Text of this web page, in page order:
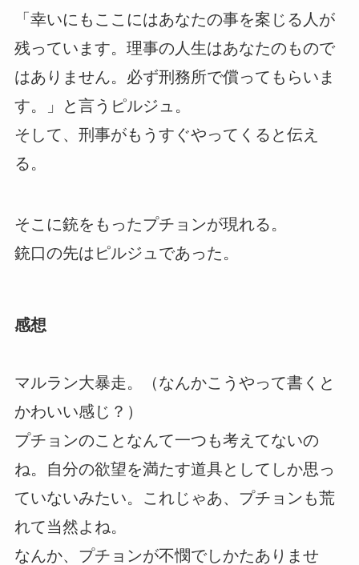
「幸いにもここにはあなたの事を案じる人が
残っています。理事の人生はあなたのもので
はありません。必ず刑務所で償ってもらいま
す。」と言うピルジュ。
そして、刑事がもうすぐやってくると伝え
る。
そこに銃をもったプチョンが現れる。
銃口の先はピルジュであった。
感想
マルラン大暴走。（なんかこうやって書くと
かわいい感じ？）
プチョンのことなんて一つも考えてないの
ね。自分の欲望を満たす道具としてしか思っ
ていないみたい。これじゃあ、プチョンも荒
れて当然よね。
なんか、プチョンが不憫でしかたありませ